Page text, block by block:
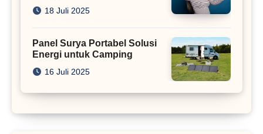
18 Juli 2025
Panel Surya Portabel Solusi
Energi untuk Camping
16 Juli 2025